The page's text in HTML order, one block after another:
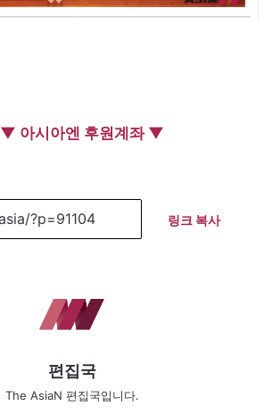
▼ 아시아엔 후원계좌 ▼
링크 복사
편집국
The AsiaN 편집국입니다.